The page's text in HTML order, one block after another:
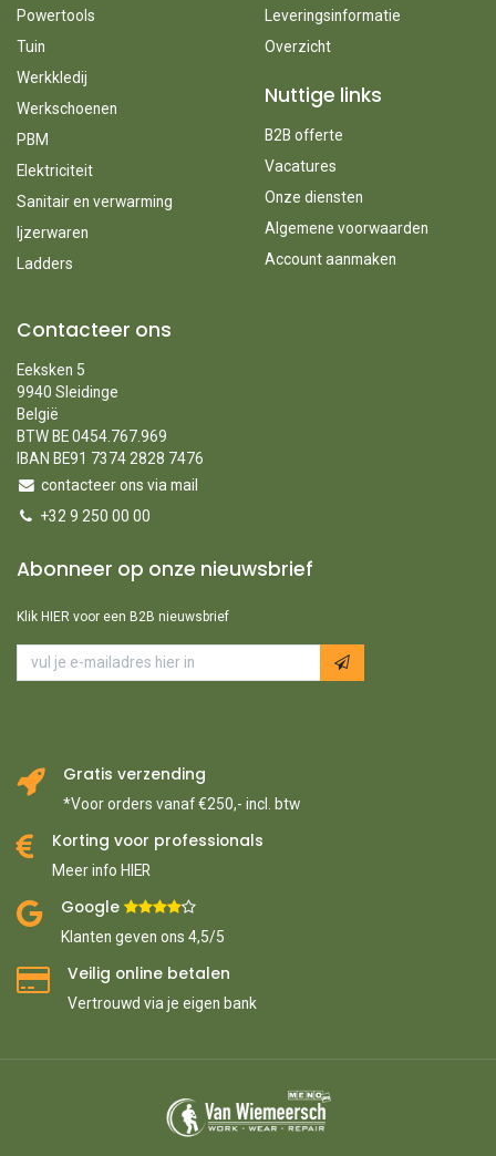
Powertools
Tuin
Werkkledij
Werkschoenen
PBM
Elektriciteit
Sanitair en verwarming
Ijzerwaren
Ladders
Leveringsinformatie
Overzicht
Nuttige links
B2B offerte
Vacatures
Onze diensten
Algemene voorwaarden
Account aanmaken
Contacteer ons
Eeksken 5
9940 Sleidinge
België
BTW BE 0454.767.969
IBAN BE91 7374 2828 7476
contacteer ons via mail
+32 9 250 00 00
Abonneer op onze nieuwsbrief
Klik HIER voor een B2B nieuwsbrief
Gratis verzending
*Voor orders vanaf €250,- incl. btw
Korting voor professionals
Meer info HIER
Google ​
Klanten geven ons 4,5/5
Veilig online betalen
Vertrouwd via je eigen bank